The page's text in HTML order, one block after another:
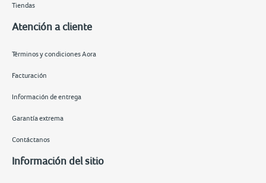
Tiendas
Atención a cliente
Términos y condiciones Aora
Facturación
Información de entrega
Garantía extrema
Contáctanos
Información del sitio